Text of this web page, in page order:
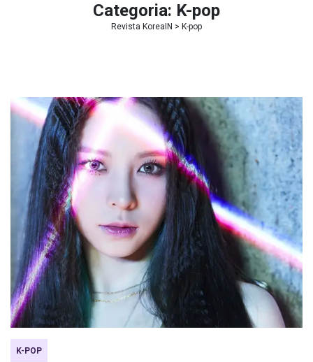
Categoria: K-pop
Revista KoreaIN > K-pop
K-POP